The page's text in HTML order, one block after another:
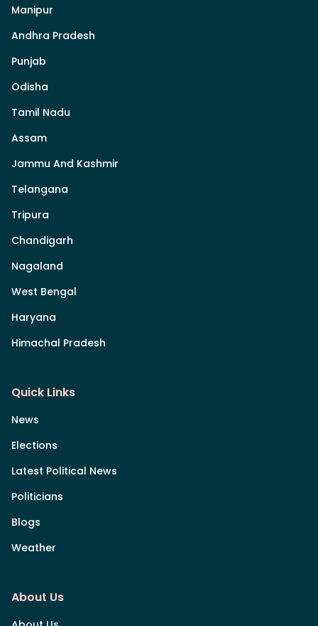
Manipur
Andhra Pradesh
Punjab
Odisha
Tamil Nadu
Assam
Jammu And Kashmir
Telangana
Tripura
Chandigarh
Nagaland
West Bengal
Haryana
Himachal Pradesh
Quick Links
News
Elections
Latest Political News
Politicians
Blogs
Weather
About Us